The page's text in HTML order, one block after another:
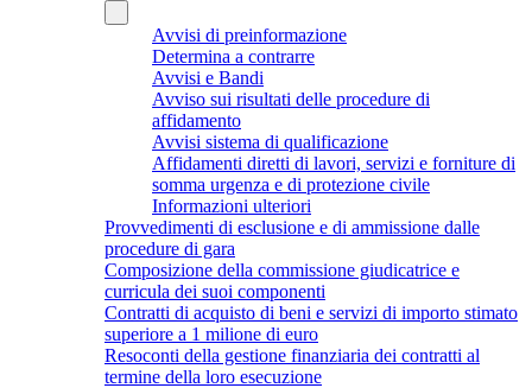
Avvisi di preinformazione
Determina a contrarre
Avvisi e Bandi
Avviso sui risultati delle procedure di
affidamento
Avvisi sistema di qualificazione
Affidamenti diretti di lavori, servizi e forniture di
somma urgenza e di protezione civile
Informazioni ulteriori
Provvedimenti di esclusione e di ammissione dalle
procedure di gara
Composizione della commissione giudicatrice e
curricula dei suoi componenti
Contratti di acquisto di beni e servizi di importo stimato
superiore a 1 milione di euro
Resoconti della gestione finanziaria dei contratti al
termine della loro esecuzione